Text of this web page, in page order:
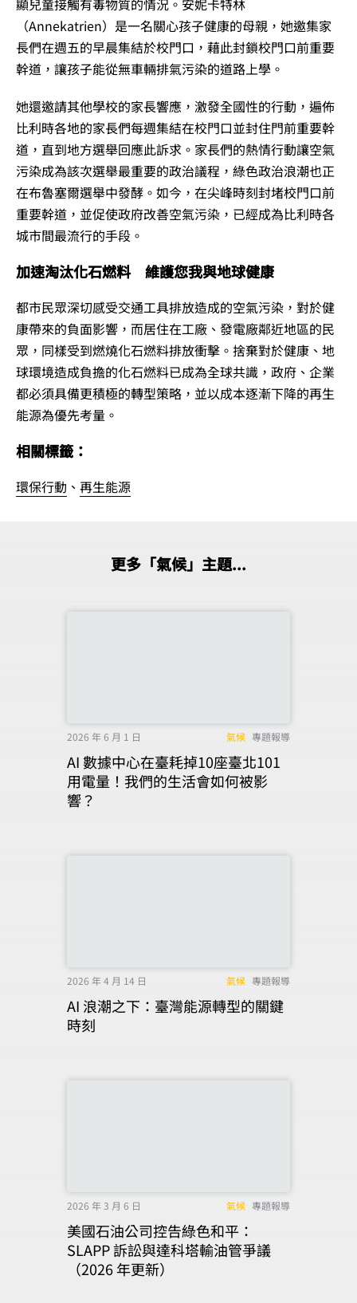
（Annekatrien）是一名關心孩子健康的母親，她邀集家
長們在週五的早晨集結於校門口，藉此封鎖校門口前重要
幹道，讓孩子能從無車輛排氣污染的道路上學。
她還邀請其他學校的家長響應，激發全國性的行動，遍佈
比利時各地的家長們每週集結在校門口並封住門前重要幹
道，直到地方選舉回應此訴求。家長們的熱情行動讓空氣
污染成為該次選舉最重要的政治議程，綠色政治浪潮也正
在布魯塞爾選舉中發酵。如今，在尖峰時刻封堵校門口前
重要幹道，並促使政府改善空氣污染，已經成為比利時各
城市間最流行的手段。
加速淘汰化石燃料 維護您我與地球健康
都市民眾深切感受交通工具排放造成的空氣污染，對於健
康帶來的負面影響，而居住在工廠、發電廠鄰近地區的民
眾，同樣受到燃燒化石燃料排放衝擊。捨棄對於健康、地
球環境造成負擔的化石燃料已成為全球共識，政府、企業
都必須具備更積極的轉型策略，並以成本逐漸下降的再生
能源為優先考量。
相關標籤：
環保行動 、 再生能源
更多「氣候」主題...
2026 年 6 月 1 日 氣候 專題報導
AI 數據中心在臺耗掉10座臺北101
用電量！我們的生活會如何被影
響？
2026 年 4 月 14 日 氣候 專題報導
AI 浪潮之下：臺灣能源轉型的關鍵
時刻
2026 年 3 月 6 日 氣候 專題報導
美國石油公司控告綠色和平：
SLAPP 訴訟與達科塔輸油管爭議
（2026 年更新）